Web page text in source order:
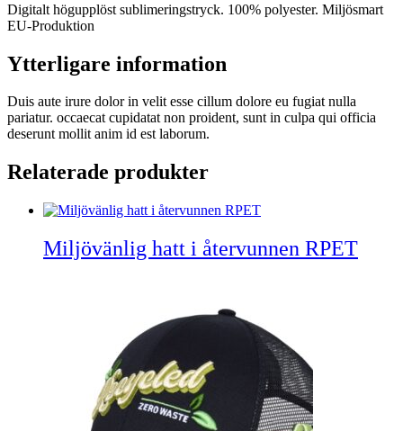
Digitalt högupplöst sublimeringstryck. 100% polyester. Miljösmart
EU-Produktion
Ytterligare information
Duis aute irure dolor in velit esse cillum dolore eu fugiat nulla
pariatur. occaecat cupidatat non proident, sunt in culpa qui officia
deserunt mollit anim id est laborum.
Relaterade produkter
Miljövänlig hatt i återvunnen RPET